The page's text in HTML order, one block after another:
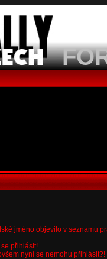
jméno objevilo v seznamu
přihlásit!
nyní se nemohu přihlásit?!